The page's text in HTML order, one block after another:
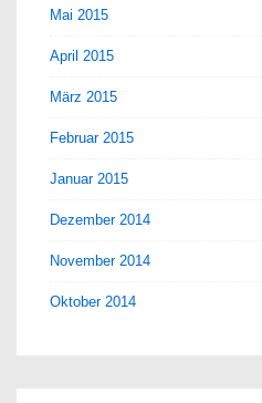
Mai 2015
April 2015
März 2015
Februar 2015
Januar 2015
Dezember 2014
November 2014
Oktober 2014